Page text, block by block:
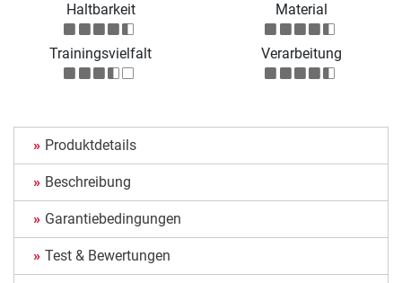
Haltbarkeit
Material
Trainingsvielfalt Verarbeitung
Produktdetails
Beschreibung
Garantiebedingungen
Test & Bewertungen